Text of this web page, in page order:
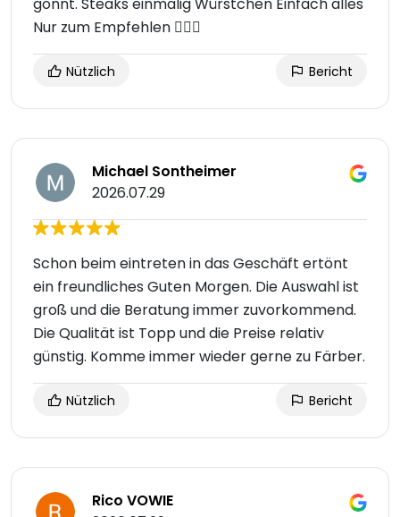
gönnt. Steaks einmalig Würstchen Einfach alles
Nur zum Empfehlen 👍🏼😊
Nützlich Bericht
Michael Sontheimer
2026.07.29
Schon beim eintreten in das Geschäft ertönt
ein freundliches Guten Morgen. Die Auswahl ist
groß und die Beratung immer zuvorkommend.
Die Qualität ist Topp und die Preise relativ
günstig. Komme immer wieder gerne zu Färber.
Nützlich Bericht
Rico VOWIE